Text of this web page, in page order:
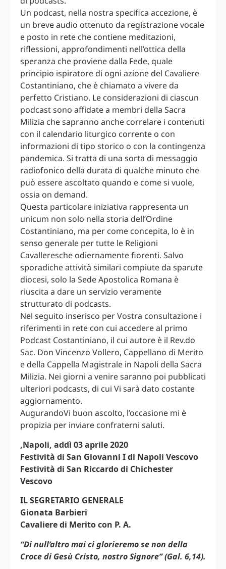
Un podcast, nella nostra specifica accezione, è
un breve audio ottenuto da registrazione vocale
e posto in rete che contiene meditazioni,
riflessioni, approfondimenti nell’ottica della
speranza che proviene dalla Fede, quale
principio ispiratore di ogni azione del Cavaliere
Costantiniano, che è chiamato a vivere da
perfetto Cristiano. Le considerazioni di ciascun
podcast sono affidate a membri della Sacra
Milizia che sapranno anche correlare i contenuti
con il calendario liturgico corrente o con
informazioni di tipo storico o con la contingenza
pandemica. Si tratta di una sorta di messaggio
radiofonico della durata di qualche minuto che
può essere ascoltato quando e come si vuole,
ossia on demand.
Questa particolare iniziativa rappresenta un
unicum non solo nella storia dell’Ordine
Costantiniano, ma per come concepita, lo è in
senso generale per tutte le Religioni
Cavalleresche odiernamente fiorenti. Salvo
sporadiche attività similari compiute da sparute
diocesi, solo la Sede Apostolica Romana è
riuscita a dare un servizio veramente
strutturato di podcasts.
Nel seguito inserisco per Vostra consultazione i
riferimenti in rete con cui accedere al primo
Podcast Costantiniano, il cui autore è il Rev.do
Sac. Don Vincenzo Vollero, Cappellano di Merito
e della Cappella Magistrale in Napoli della Sacra
Milizia. Nei giorni a venire saranno poi pubblicati
ulteriori podcasts, di cui Vi sarà dato costante
aggiornamento.
AugurandoVi buon ascolto, l’occasione mi è
propizia per inviare confraterni saluti.
,Napoli, addì 03 aprile 2020
Festività di San Giovanni I di Napoli Vescovo
Festività di San Riccardo di Chichester
Vescovo
IL SEGRETARIO GENERALE
Gionata Barbieri
Cavaliere di Merito con P. A.
“Di null’altro mai ci glorieremo se non della
Croce di Gesù Cristo, nostro Signore” (Gal. 6,14).